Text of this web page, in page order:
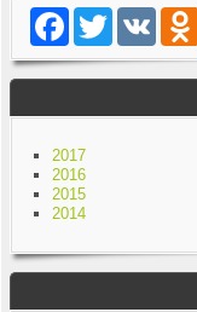
Facebook
TwitterVK
2017
2016
2015
2014